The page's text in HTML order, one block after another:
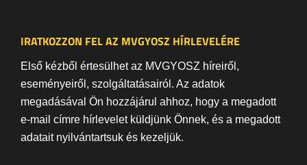
IRATKOZZON FEL AZ MVGYOSZ HÍRLEVELÉRE
Első kézből értesülhet az MVGYOSZ híreiről,
eseményeiről, szolgáltatásairól. Az adatok
megadásával Ön hozzájárul ahhoz, hogy a megadott
e-mail címre hírlevelet küldjünk Önnek, és a megadott
adatait nyilvántartsuk és kezeljük.